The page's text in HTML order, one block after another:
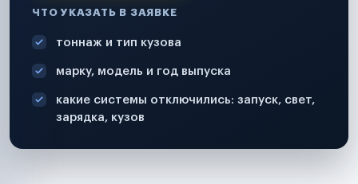
ЧТО УКАЗАТЬ В ЗАЯВКЕ
тоннаж и тип кузова
марку, модель и год выпуска
какие системы отключились: запуск, свет,
зарядка, кузов